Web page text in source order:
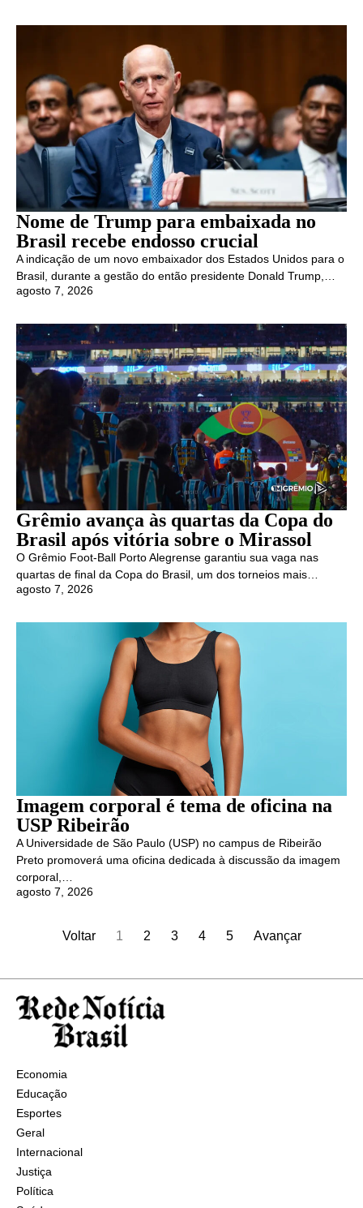
Nome de Trump para embaixada no
Brasil recebe endosso crucial
A indicação de um novo embaixador dos Estados Unidos para o
Brasil, durante a gestão do então presidente Donald Trump,…
agosto 7, 2026
Grêmio avança às quartas da Copa do
Brasil após vitória sobre o Mirassol
O Grêmio Foot-Ball Porto Alegrense garantiu sua vaga nas
quartas de final da Copa do Brasil, um dos torneios mais…
agosto 7, 2026
Imagem corporal é tema de oficina na
USP Ribeirão
A Universidade de São Paulo (USP) no campus de Ribeirão
Preto promoverá uma oficina dedicada à discussão da imagem
corporal,…
agosto 7, 2026
Voltar 1 2 3 4 5 Avançar
Economia
Educação
Esportes
Geral
Internacional
Justiça
Política